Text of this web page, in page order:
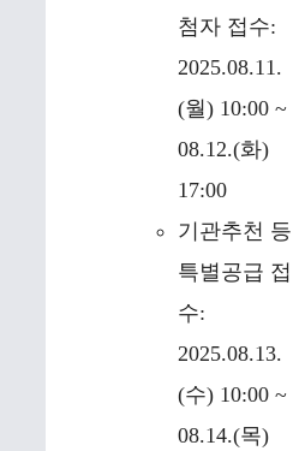
첨자 접수:
2025.08.11.
(월) 10:00 ~
08.12.(화)
17:00
기관추천 등
특별공급 접
수:
2025.08.13.
(수) 10:00 ~
08.14.(목)